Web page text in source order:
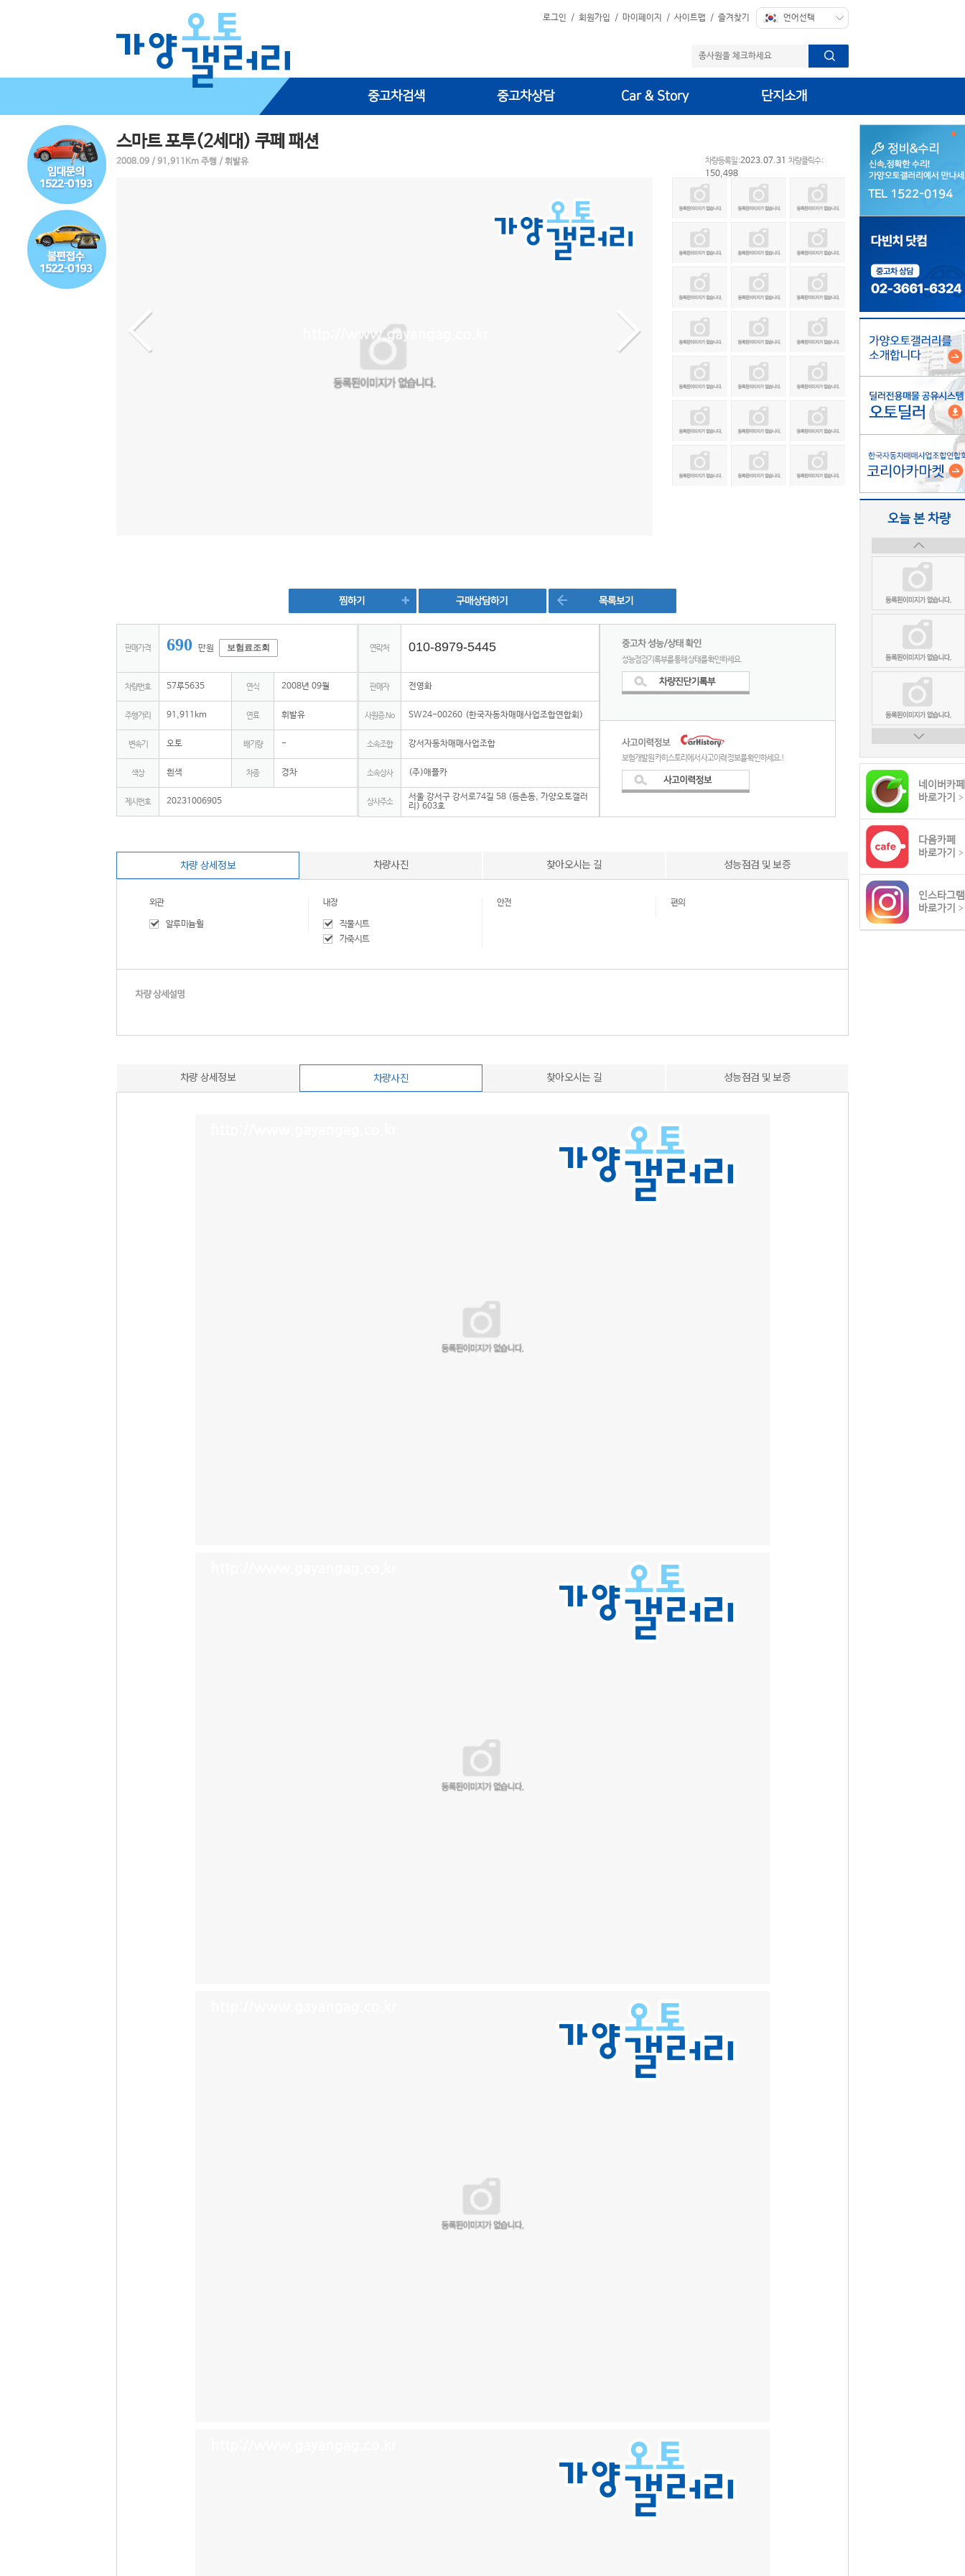
로그인 / 회원가입 / 마이페이지 / 사이트맵 / 즐겨찾기
중고차검색 중고차상담 Car & Story 단지소개
스마트 포투(2세대) 쿠페 패션
2008.09 / 91,911Km 주행 / 휘발유 차량등록일 :2023.07.31 차량클릭수 :
150,498
판매가격 690 만원 보험료조회
차량번호 57루5635 연식 2008년 09월
주행거리 91,911km 연료 휘발유
변속기 오토 배기량 -
색상 흰색 차종 경차
제시번호 20231006905
연락처 010-8979-5445
판매자 전영화
사원증.No SW24-00260 (한국자동차매매사업조합연합회)
소속조합 강서자동차매매사업조합
소속상사 (주)애플카
상사주소
서울 강서구 강서로74길 58 (등촌동, 가양오토갤러
리) 603호
성능점검기록부를 통해 상태를 확인하세요.
보험개발원 카히스토리에서 사고이력 정보를 확인하세요.!
차량 상세정보 차량사진 찾아오시는 길 성능점검 및 보증
외관
알루미늄휠
내장
직물시트
가죽시트
안전 편의
차량 상세정보 차량사진 찾아오시는 길 성능점검 및 보증
TEL 1522-0194 TEL 1522-0194
오늘 본 차량
네이버카페
바로가기 >
다음카페
바로가기 >
인스타그램
바로가기 >